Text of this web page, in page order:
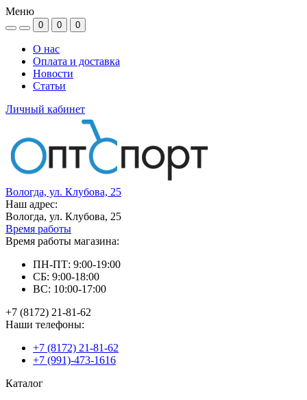
Меню
0 0 0
О нас
Оплата и доставка
Новости
Статьи
Личный кабинет
Вологда, ул. Клубова, 25
Наш адрес:
Вологда, ул. Клубова, 25
Время работы
Время работы магазина:
ПН-ПТ: 9:00-19:00
СБ: 9:00-18:00
ВС: 10:00-17:00
+7 (8172) 21-81-62
Наши телефоны:
+7 (8172) 21-81-62
+7 (991)-473-1616
Каталог